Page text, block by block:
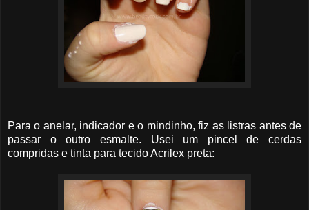
Para o anelar, indicador e o mindinho, fiz as listras antes de
passar o outro esmalte. Usei um pincel de cerdas
compridas e tinta para tecido Acrilex preta: